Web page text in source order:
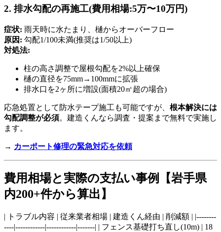
2. 排水勾配の再施工(費用相場:5万〜10万円)
症状: 雨天時に水たまり、樋からオーバーフロー
原因: 勾配1/100未満(推奨は1/50以上)
対処法:
柱の高さ調整で屋根勾配を2%以上確保
樋の直径を75mm→100mmに拡張
排水口を2ヶ所に増設(面積20㎡超の場合)
応急処置として防水テープ施工も可能ですが、 根本解決には
勾配調整が必須。建造くんなら調査・提案まで無料で実施し
ます。
→ カーポート修理の緊急対応を依頼
費用相場と実際の支払い事例【岩手県
内200+件から算出】
| トラブル内容 | 従来業者相場 | 建造くん経由 | 削減額 | |--------
----|------------|------------|-------| | フェンス基礎打ち直し(10m) | 18